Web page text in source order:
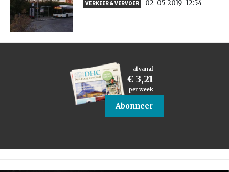
VERKEER & VERVOER 02-05-2019 12:54
al vanaf
€ 3,21
per week
Abonneer